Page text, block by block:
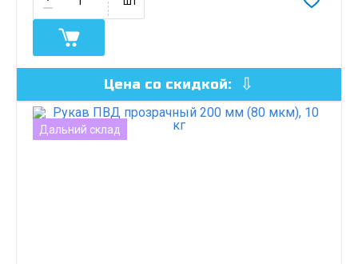
Цена со скидкой:
Дальний склад